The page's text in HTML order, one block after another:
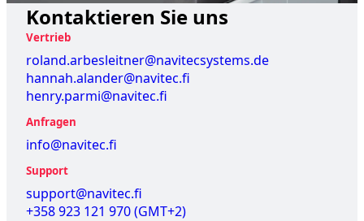
Kontaktieren Sie uns
Vertrieb
roland.arbesleitner@navitecsystems.de
hannah.alander@navitec.fi
henry.parmi@navitec.fi
Anfragen
info@navitec.fi
Support
support@navitec.fi
+358 923 121 970 (GMT+2)